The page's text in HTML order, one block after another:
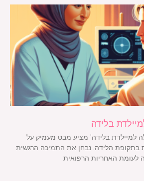
בלידה
למיילדת בלידה' מציע מבט מעמיק על
בתקופת הלידה. נבחן את התמיכה הרגשית
לעומת האחריות הרפואית